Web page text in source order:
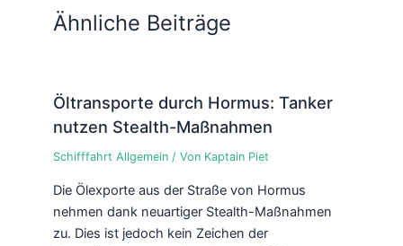
Ähnliche Beiträge
Öltransporte durch Hormus: Tanker
nutzen Stealth-Maßnahmen
Schifffahrt Allgemein/ Von Kaptain Piet
Die Ölexporte aus der Straße von Hormus
nehmen dank neuartiger Stealth-Maßnahmen
zu. Dies ist jedoch kein Zeichen der